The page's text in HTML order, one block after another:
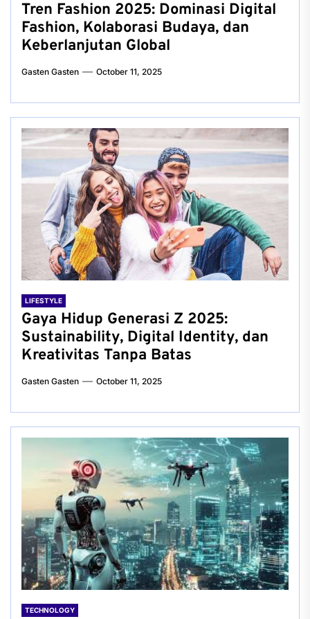
Tren Fashion 2025: Dominasi Digital
Fashion, Kolaborasi Budaya, dan
Keberlanjutan Global
Gasten Gasten October 11, 2025
LIFESTYLE
Gaya Hidup Generasi Z 2025:
Sustainability, Digital Identity, dan
Kreativitas Tanpa Batas
Gasten Gasten October 11, 2025
TECHNOLOGY